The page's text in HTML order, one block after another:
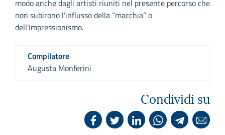
modo anche dagli artisti riuniti nel presente percorso che
non subirono l'influsso della “macchia” o
dell'Impressionismo.
Compilatore
Augusta Monferini
Condividi su